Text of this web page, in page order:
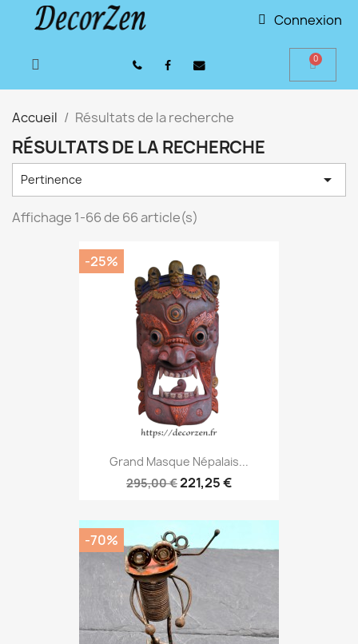
Connexion
Accueil Résultats de la recherche
RÉSULTATS DE LA RECHERCHE
Pertinence 
Affichage 1-66 de 66 article(s)
Grand Masque Népalais...
295,00 €221,25 €
-25%
-70%